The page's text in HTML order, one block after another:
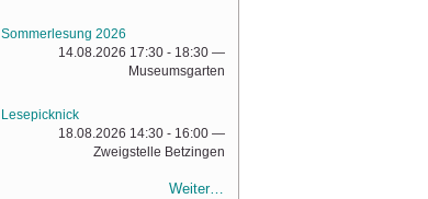
Sommerlesung 2026
14.08.2026 17:30 - 18:30 —
Museumsgarten
Lesepicknick
18.08.2026 14:30 - 16:00 —
Zweigstelle Betzingen
Weiter…